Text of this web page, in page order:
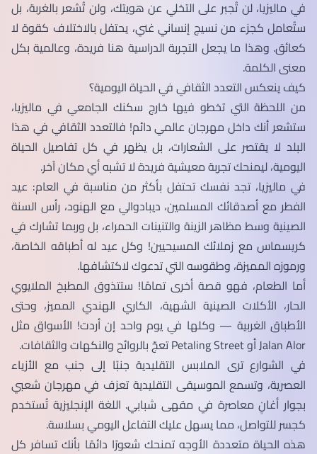
في ماليزيا، لن تُجبر على التخلي عن هويتك، ولن تُشعر بالغربة، بل
ستُعامل كجزء من نسيج إنساني غني، يحتفل بالاختلاف كقوة لا
كعائق. وهذا ما يجعل التجربة الدراسية هنا فريدة، وعالمية بكل
معنى الكلمة.
كيف ينعكس التعدد الثقافي في الحياة اليومية؟
من اللحظة التي تخطو فيها خارج سكنك الجامعي في ماليزيا،
ستشعر أنك داخل مهرجان عالمي دائم! فالتعدد الثقافي في هذا
البلد لا يقتصر على الشعارات، بل يظهر في كل تفاصيل الحياة
اليومية، ليمنحك تجربة معيشية فريدة لا تشبه أي مكان آخر.
في ماليزيا، تجد نفسك تحتفل بأكثر من مناسبة في العام: عيد
الفطر مع أصدقائك المسلمين، ديبادوالي مع الهنود، رأس السنة
الصينية وسط مظاهر الزينة والتنينات الحمراء، بل وربما تشارك في
كريسماس مع زملائك المسيحيين! وكل عيد له أطباقه الخاصة،
ورموزه المميزة، وطقوسه التي تدعوك لاكتشافها.
أما الطعام، فهو قصة أخرى تمامًا! ستتذوق المطبخ الملايوي
الحار، الأكلات الصينية الشهية، الكاري الهندي المميز، وحتى
الأطباق الغربية — وكلها في يوم واحد إن أردت! الأسواق مثل
Jalan Alor أو Petaling Street تعجّ بالروائح والنكهات والثقافات.
في الشوارع ترى الملابس التقليدية جنبًا إلى جنب مع الأزياء
العصرية، وتسمع الموسيقى التقليدية تعزف في مهرجان شعبي
بجوار أغانٍ معاصرة في مقهى شبابي. اللغة الإنجليزية تُستخدم
كجسر للتواصل، مما يسهل عليك التفاعل اليومي بسلاسة.
هذه الحياة متعددة الأوجه تمنحك شعورًا دائمًا بأنك تسافر كل